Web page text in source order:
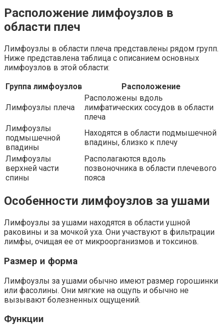
Расположение лимфоузлов в
области плеч
Лимфоузлы в области плеча представлены рядом групп.
Ниже представлена таблица с описанием основных
лимфоузлов в этой области:
Группа лимфоузлов
Расположение
Лимфоузлы плеча
Расположены вдоль
лимфатических сосудов в области
плеча
Лимфоузлы
подмышечной
впадины
Находятся в области подмышечной
впадины, близко к плечу
Лимфоузлы
верхней части
спины
Располагаются вдоль
позвоночника в области плечевого
пояса
Особенности лимфоузлов за ушами
Лимфоузлы за ушами находятся в области ушной
раковины и за мочкой уха. Они участвуют в фильтрации
лимфы, очищая ее от микроорганизмов и токсинов.
Размер и форма
Лимфоузлы за ушами обычно имеют размер горошинки
или фасолины. Они мягкие на ощупь и обычно не
вызывают болезненных ощущений.
Функции